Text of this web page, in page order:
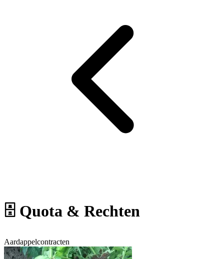
🗄 Quota & Rechten
Aardappelcontracten